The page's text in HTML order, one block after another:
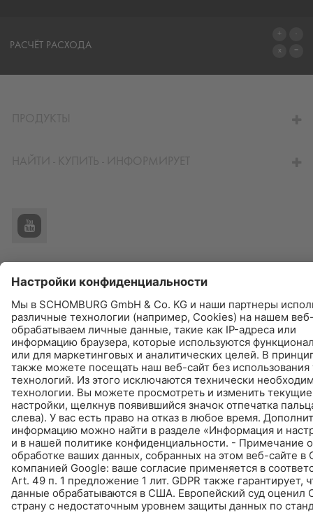
РАСЧЁТ РАСХОДА
© Schomburg.Импрессум | Информация по защите данных для посетителей сайта
Дизайн и реализация +| LOUIS INTERNET